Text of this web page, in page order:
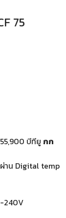
75
บีทียู กก
าน Digital temp
240V